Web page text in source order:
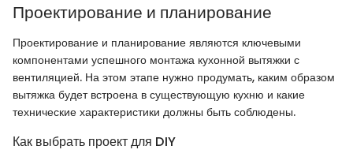
Проектирование и планирование
Проектирование и планирование являются ключевыми
компонентами успешного монтажа кухонной вытяжки с
вентиляцией. На этом этапе нужно продумать, каким образом
вытяжка будет встроена в существующую кухню и какие
технические характеристики должны быть соблюдены.
Как выбрать проект для DIY